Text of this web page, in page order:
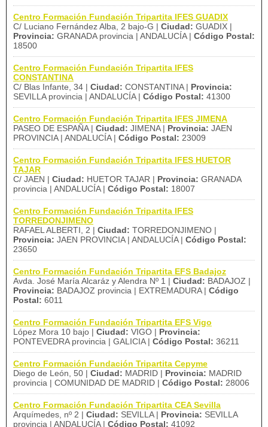
Centro Formación Fundación Tripartita IFES GUADIX
C/ Luciano Fernández Alba, 2 bajo-G | Ciudad: GUADIX |
Provincia: GRANADA provincia | ANDALUCÍA | Código Postal:
18500
Centro Formación Fundación Tripartita IFES
CONSTANTINA
C/ Blas Infante, 34 | Ciudad: CONSTANTINA | Provincia:
SEVILLA provincia | ANDALUCÍA | Código Postal: 41300
Centro Formación Fundación Tripartita IFES JIMENA
PASEO DE ESPAÑA | Ciudad: JIMENA | Provincia: JAEN
PROVINCIA | ANDALUCÍA | Código Postal: 23009
Centro Formación Fundación Tripartita IFES HUETOR
TAJAR
C/ JAEN | Ciudad: HUETOR TAJAR | Provincia: GRANADA
provincia | ANDALUCÍA | Código Postal: 18007
Centro Formación Fundación Tripartita IFES
TORREDONJIMENO
RAFAEL ALBERTI, 2 | Ciudad: TORREDONJIMENO |
Provincia: JAEN PROVINCIA | ANDALUCÍA | Código Postal:
23650
Centro Formación Fundación Tripartita EFS Badajoz
Avda. José María Alcaráz y Alendra Nº 1 | Ciudad: BADAJOZ |
Provincia: BADAJOZ provincia | EXTREMADURA | Código
Postal: 6011
Centro Formación Fundación Tripartita EFS Vigo
López Mora 10 bajo | Ciudad: VIGO | Provincia:
PONTEVEDRA provincia | GALICIA | Código Postal: 36211
Centro Formación Fundación Tripartita Cepyme
Diego de León, 50 | Ciudad: MADRID | Provincia: MADRID
provincia | COMUNIDAD DE MADRID | Código Postal: 28006
Centro Formación Fundación Tripartita CEA Sevilla
Arquímedes, nº 2 | Ciudad: SEVILLA | Provincia: SEVILLA
provincia | ANDALUCÍA | Código Postal: 41092